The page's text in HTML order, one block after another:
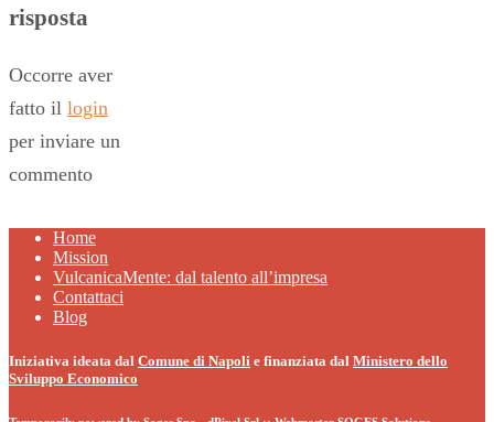
risposta
Occorre aver
fatto il login
per inviare un
commento
Home
Mission
VulcanicaMente: dal talento all’impresa
Contattaci
Blog
Iniziativa ideata dal Comune di Napoli e finanziata dal Ministero dello
Sviluppo Economico